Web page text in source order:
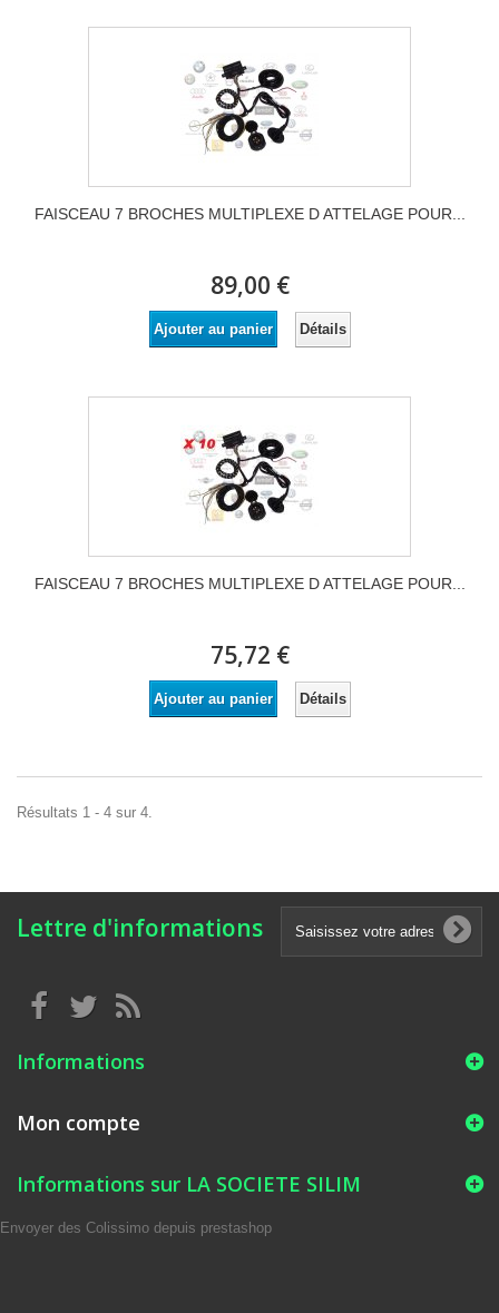
FAISCEAU 7 BROCHES MULTIPLEXE D ATTELAGE POUR...
89,00 €
Ajouter au panier Détails
FAISCEAU 7 BROCHES MULTIPLEXE D ATTELAGE POUR...
75,72 €
Ajouter au panier Détails
Résultats 1 - 4 sur 4.
Lettre d'informations
Informations
Mon compte
Informations sur LA SOCIETE SILIM
Envoyer des Colissimo depuis prestashop